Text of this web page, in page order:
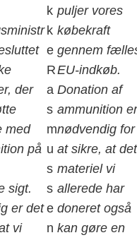
der
med
på
sigt.
er det
vi
k
k
e
R
a
s
m
u
s
s
e
n
puljer vores
købekraft
gennem
EU-indkøb.
Donation af
ammunition er
nødvendig for
at sikre, at det
materiel vi
allerede har
doneret også
kan gøre en